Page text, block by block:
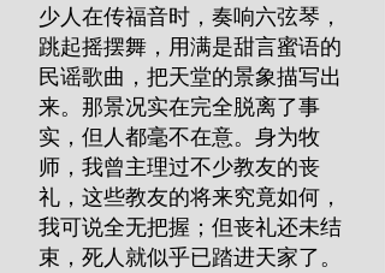
少人在传福音时，奏响六弦琴，
跳起摇摆舞，用满是甜言蜜语的
民谣歌曲，把天堂的景象描写出
来。那景况实在完全脱离了事
实，但人都毫不在意。身为牧
师，我曾主理过不少教友的丧
礼，这些教友的将来究竟如何，
我可说全无把握；但丧礼还未结
束，死人就似乎已踏进天家了。